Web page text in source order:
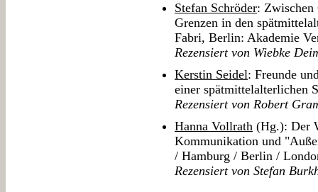
Stefan Schröder:
Grenzen in den
Fabri, Berlin: Akademie
Rezensiert von Wiebke
Kerstin Seidel: Freunde
einer spätmittelalterlichen
Rezensiert von Robert
Hanna Vollrath (Hg.): Der
Kommunikation und
/ Hamburg / Berlin /
Rezensiert von Stefan